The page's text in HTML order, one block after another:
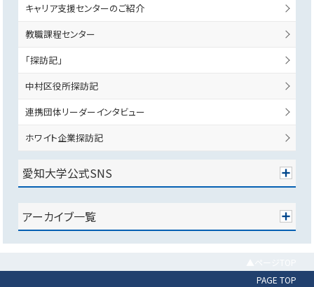
キャリア支援センターのご紹介
教職課程センター
「探訪記」
中村区役所探訪記
連携団体リーダーインタビュー
ホワイト企業探訪記
愛知大学公式SNS
アーカイブ一覧
PAGE TOP